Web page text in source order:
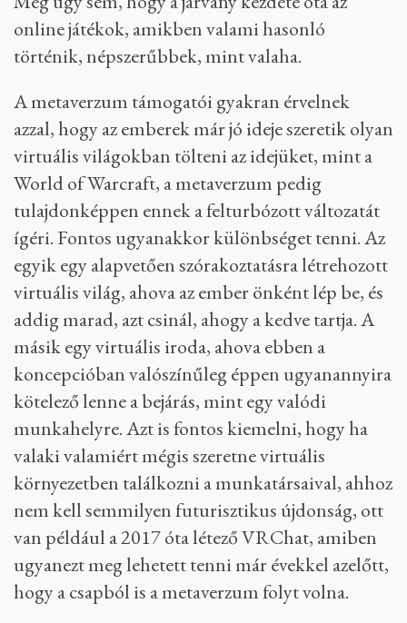
online játékok, amikben valami hasonló
történik, népszerűbbek, mint valaha.
A metaverzum támogatói gyakran érvelnek
azzal, hogy az emberek már jó ideje szeretik olyan
virtuális világokban tölteni az idejüket, mint a
World of Warcraft, a metaverzum pedig
tulajdonképpen ennek a felturbózott változatát
ígéri. Fontos ugyanakkor különbséget tenni. Az
egyik egy alapvetően szórakoztatásra létrehozott
virtuális világ, ahova az ember önként lép be, és
addig marad, azt csinál, ahogy a kedve tartja. A
másik egy virtuális iroda, ahova ebben a
koncepcióban valószínűleg éppen ugyanannyira
kötelező lenne a bejárás, mint egy valódi
munkahelyre. Azt is fontos kiemelni, hogy ha
valaki valamiért mégis szeretne virtuális
környezetben találkozni a munkatársaival, ahhoz
nem kell semmilyen futurisztikus újdonság, ott
van például a 2017 óta létező VRChat, amiben
ugyanezt meg lehetett tenni már évekkel azelőtt,
hogy a csapból is a metaverzum folyt volna.